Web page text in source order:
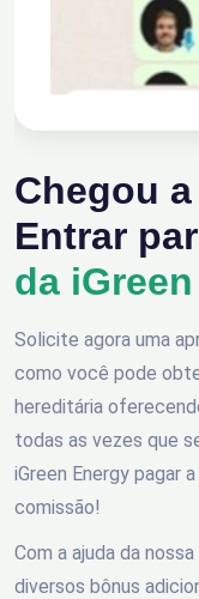
Chegou
Entrar
da
Solicite agora uma
como você pode
hereditária
todas as vezes que
iGreen Energy pagar
comissão!
Com a ajuda da
diversos bônus